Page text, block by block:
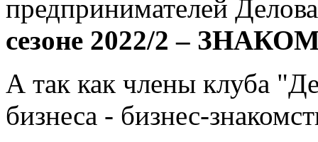
предпринимателей
сезоне 2022/2 –
А так как члены клуба
бизнеса - бизнес-